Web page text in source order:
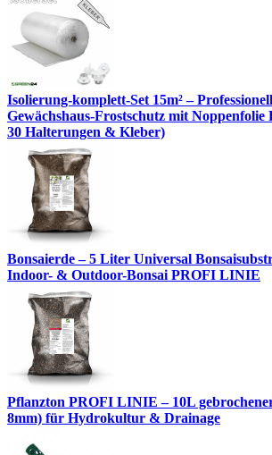
Isolierung-komplett-Set 15m² –
Gewächshaus-Frostschutz mit Noppenfolie
30 Halterungen & Kleber)
Bonsaierde – 5 Liter Universal
Indoor- & Outdoor-Bonsai PROFI LINIE
Pflanzton PROFI LINIE – 10L
8mm) für Hydrokultur & Drainage